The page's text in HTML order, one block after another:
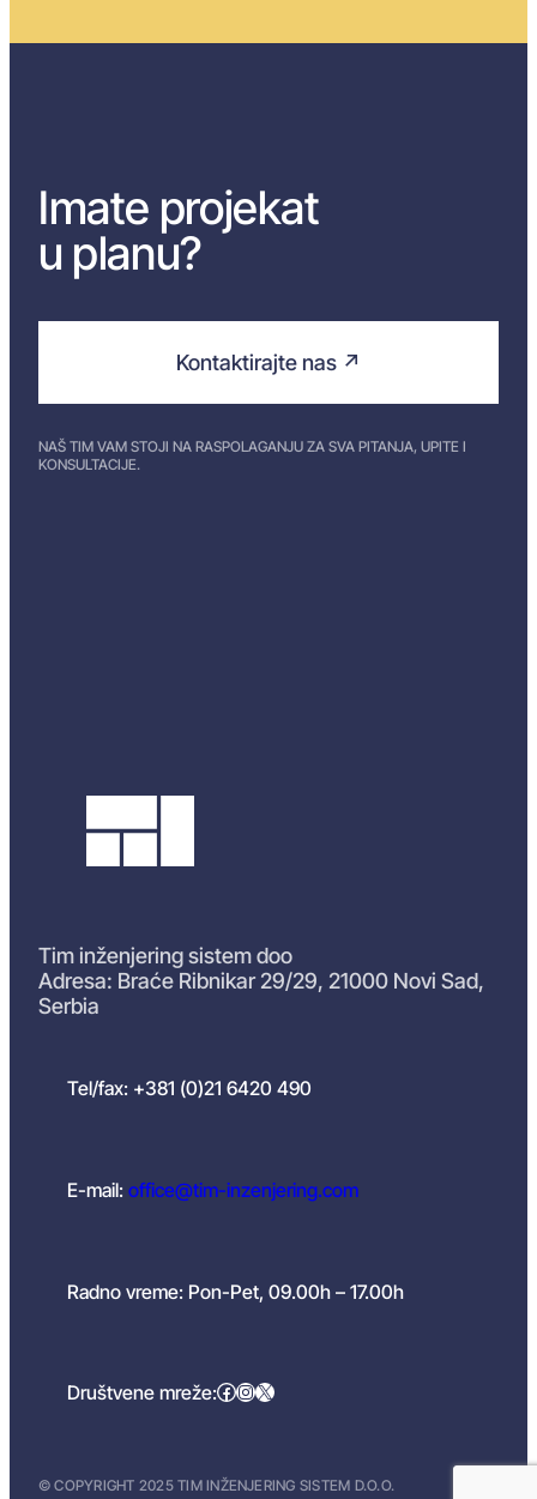
Imate projekat
u planu?
Kontaktirajte nas ↗
NAŠ TIM VAM STOJI NA RASPOLAGANJU ZA SVA PITANJA, UPITE I
KONSULTACIJE.
Tim inženjering sistem doo
Adresa: Braće Ribnikar 29/29, 21000 Novi Sad,
Serbia
Tel/fax: +381 (0)21 6420 490
E-mail: office@tim-inzenjering.com
Radno vreme: Pon-Pet, 09.00h – 17.00h
Društvene mreže:Facebook InstagramX
© COPYRIGHT 2025 TIM INŽENJERING SISTEM D.O.O.